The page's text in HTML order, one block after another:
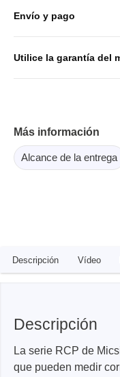
Envío y pago
Utilice la garantía del
Más información
Alcance de la entrega
Descripción Vídeo
Descripción
La serie RCP de
que pueden medir